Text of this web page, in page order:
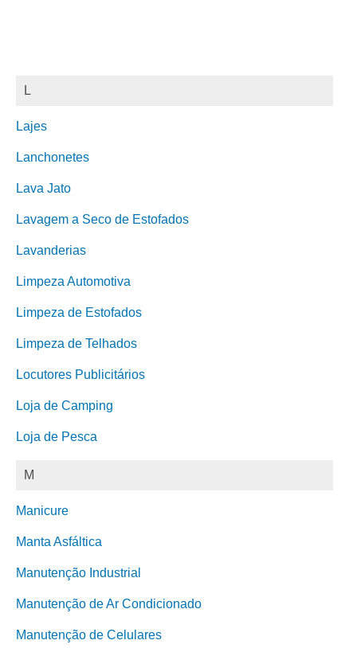
L
Lajes
Lanchonetes
Lava Jato
Lavagem a Seco de Estofados
Lavanderias
Limpeza Automotiva
Limpeza de Estofados
Limpeza de Telhados
Locutores Publicitários
Loja de Camping
Loja de Pesca
M
Manicure
Manta Asfáltica
Manutenção Industrial
Manutenção de Ar Condicionado
Manutenção de Celulares